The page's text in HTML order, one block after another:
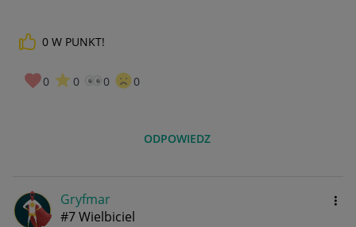
0 W PUNKT!
0 0 0 0
ODPOWIEDZ
Gryfmar
#7 Wielbiciel